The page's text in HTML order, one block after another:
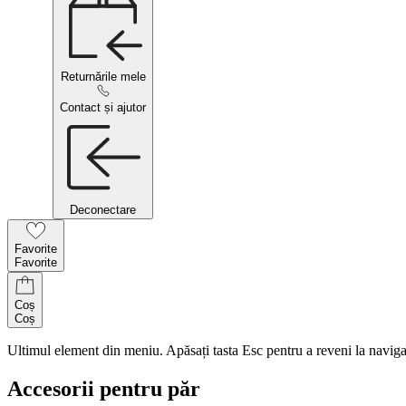
Returnările mele
Contact și ajutor
Deconectare
Favorite
Favorite
Coș
Coș
Ultimul element din meniu. Apăsați tasta Esc pentru a reveni la
Accesorii pentru păr